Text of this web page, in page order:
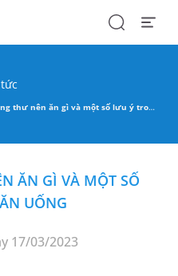
SearchOpen
nên ăn gì và một số lưu ý trong chế độ ăn uống
ĂN GÌ VÀ MỘT SỐ
UỐNG
17/03/2023